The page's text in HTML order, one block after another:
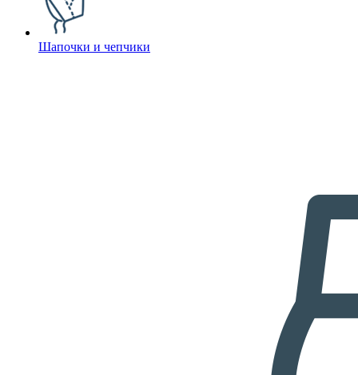
Шапочки и чепчики